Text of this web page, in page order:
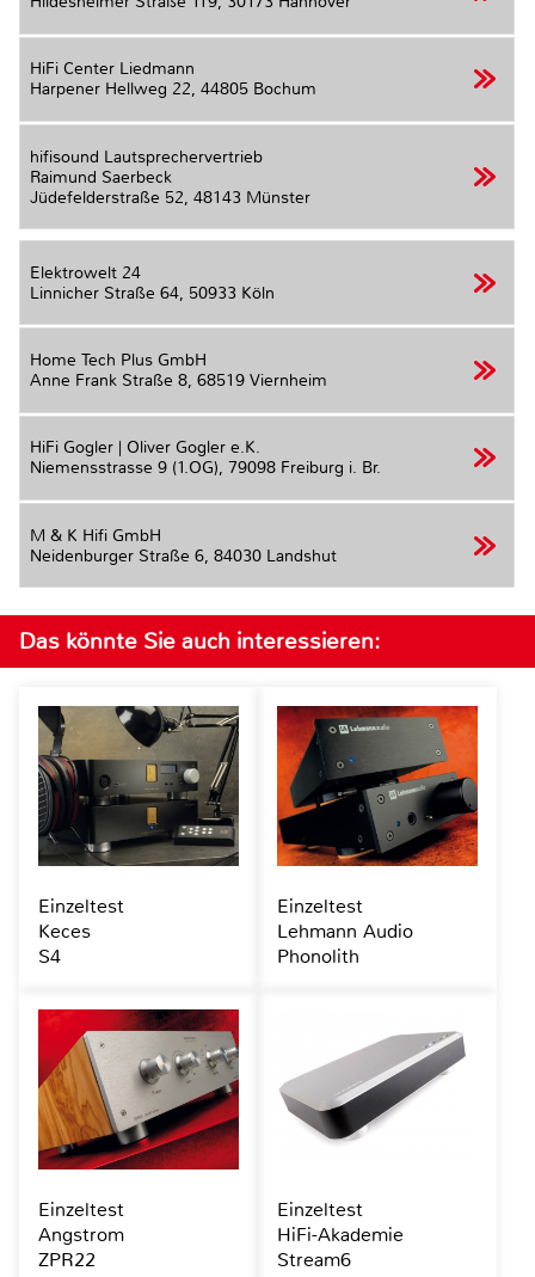
HiFi Center Liedmann
Harpener Hellweg 22, 44805 Bochum
hifisound Lautsprechervertrieb
Raimund Saerbeck
Jüdefelderstraße 52, 48143 Münster
Elektrowelt 24
Linnicher Straße 64, 50933 Köln
Home Tech Plus GmbH
Anne Frank Straße 8, 68519 Viernheim
HiFi Gogler | Oliver Gogler e.K.
Niemensstrasse 9 (1.OG), 79098 Freiburg i. Br.
M & K Hifi GmbH
Neidenburger Straße 6, 84030 Landshut
Das könnte Sie auch interessieren:
Einzeltest
Keces
S4
Einzeltest
Lehmann Audio
Phonolith
Einzeltest
Angstrom
ZPR22
Einzeltest
HiFi-Akademie
Stream6